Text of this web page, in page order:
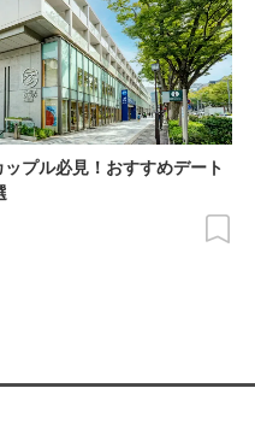
ップル必見！おすすめデート